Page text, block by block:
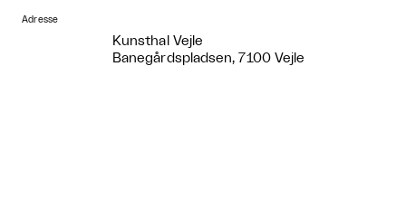
Adresse
Kunsthal Vejle
Banegårdspladsen, 7100 Vejle